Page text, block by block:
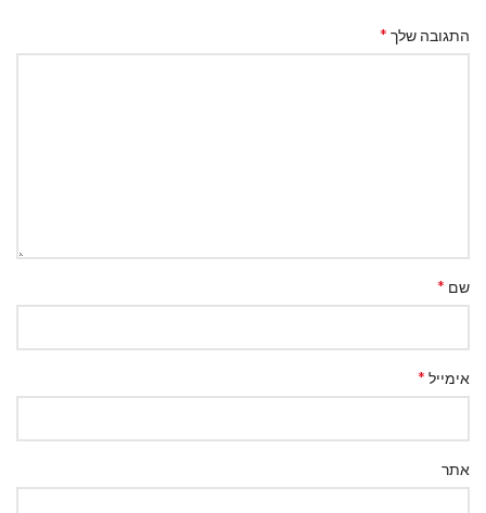
התגובה שלך *
שם *
אימייל *
אתר